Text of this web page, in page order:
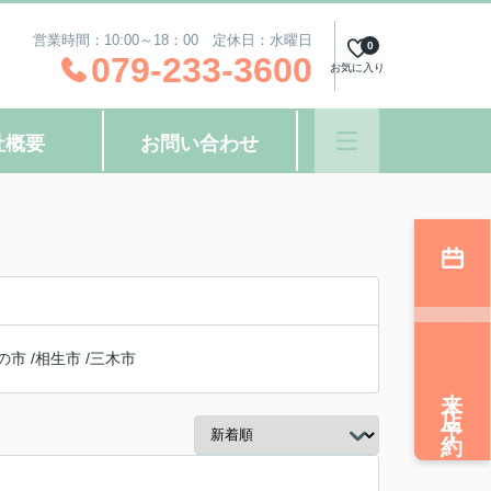
営業時間：10:00～18：00 定休日：水曜日
079-233-3600 お気に入り
0
概要 お問い合わせ
市 /相生市 /三木市
来店予約